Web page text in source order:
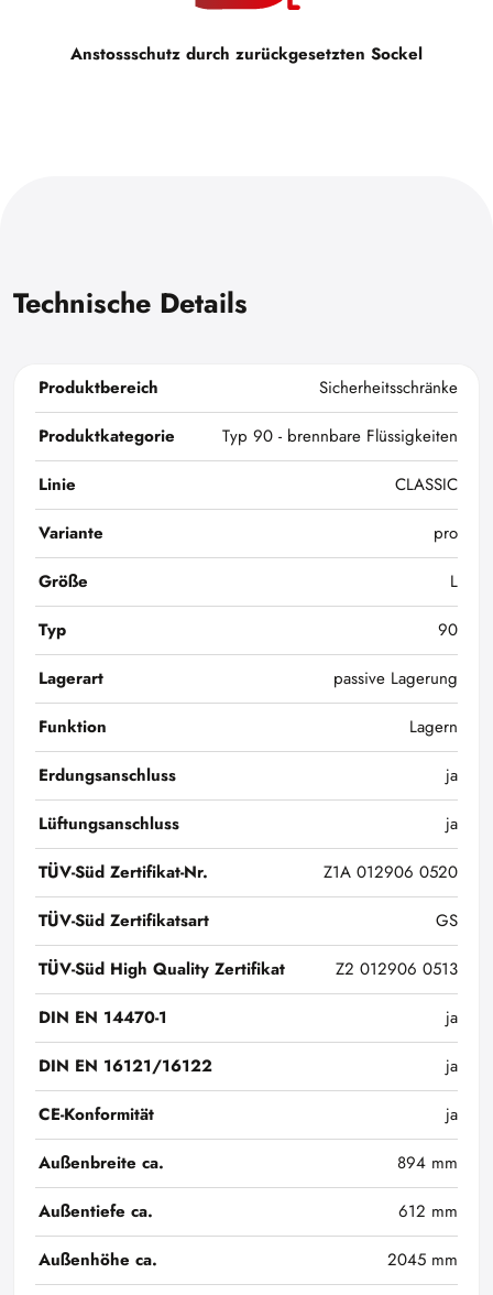
Anstossschutz durch zurückgesetzten Sockel
Technische Details
Produktbereich
Sicherheitsschränke
Produktkategorie
Typ 90 - brennbare Flüssigkeiten
Linie
CLASSIC
Variante
pro
Größe
L
Typ
90
Lagerart
passive Lagerung
Funktion
Lagern
Erdungsanschluss
ja
Lüftungsanschluss
ja
TÜV-Süd Zertifikat-Nr.
Z1A 012906 0520
TÜV-Süd Zertifikatsart
GS
TÜV-Süd High Quality Zertifikat
Z2 012906 0513
DIN EN 14470-1
ja
DIN EN 16121/16122
ja
CE-Konformität
ja
Außenbreite ca.
894 mm
Außentiefe ca.
612 mm
Außenhöhe ca.
2045 mm